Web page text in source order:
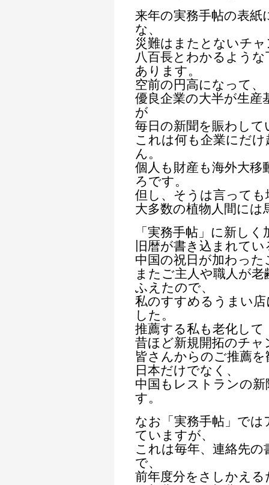
来年の実務手帖の表
な、
災難はまたとないチ
八百長とわかるよう
あります。
空前の円高になって、
優良企業の大半が生
が
毎日の新聞を賑わして
これは何も企業にだ
ん。
個人も財産も海外大
ろです。
但し、そうは言って
大多数の植物人間に
「実務手帖」に新し
旧暦が書き込まれて
中国の祝日が加わった
またご主人や職人が
ふえたので、
私のすすめるうまい
した。
推薦する私も老化して
昔ほど新規開拓のチ
皆さんからのご推薦
日本だけでなく、
中国もレストランの
す。
なお「実務手帖」で
ていますが、
これは毎年、連絡先
で、
前年度分をさしかえ